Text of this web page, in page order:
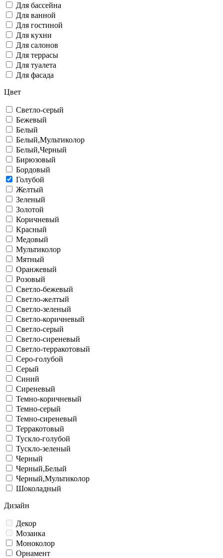
Для бассейна
Для ванной
Для гостиной
Для кухни
Для салонов
Для террасы
Для туалета
Для фасада
Цвет
Cветло-серый
Бежевый
Белый
Белый,Мультиколор
Белый,Черный
Бирюзовый
Бордовый
Голубой
Желтый
Зеленый
Золотой
Коричневый
Красный
Медовый
Мультиколор
Мятный
Оранжевый
Розовый
Светло-бежевый
Светло-желтый
Светло-зеленый
Светло-коричневый
Светло-серый
Светло-сиреневый
Светло-терракотовый
Серо-голубой
Серый
Синий
Сиреневый
Темно-коричневый
Темно-серый
Темно-сиреневый
Терракотовый
Тускло-голубой
Тускло-зеленый
Черный
Черный,Белый
Черный,Мультиколор
Шоколадный
Дизайн
Декор
Мозаика
Моноколор
Орнамент